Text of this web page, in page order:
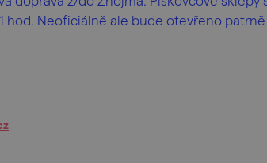
hod. Neoficiálně ale bude otevřeno